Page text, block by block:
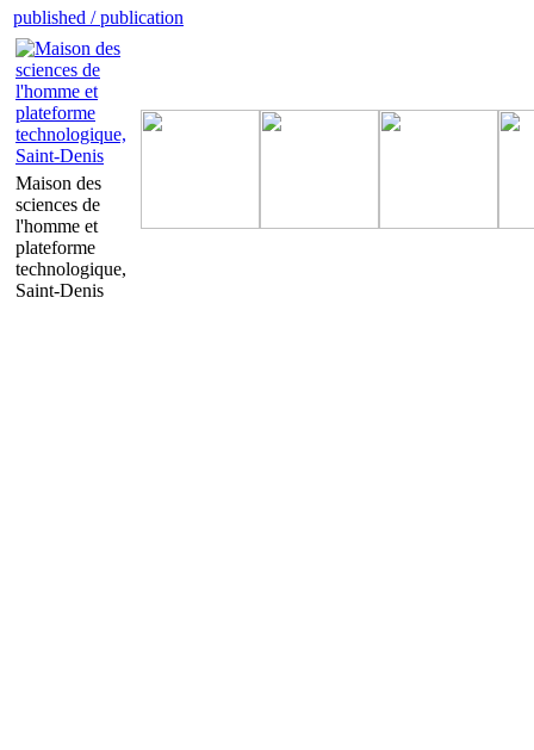
published / publication
Maison des
sciences de
l'homme et
plateforme
technologique,
Saint-Denis